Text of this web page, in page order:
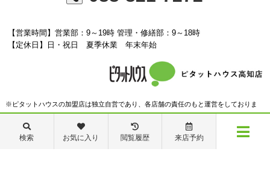
【営業時間】営業部：9～19時 管理・修繕部：9～18時
【定休日】日・祝日 夏季休業 年末年始
※ピタットハウスの加盟店は独立自営であり、各店舗の責任のもと運営をしておりま
す。尚、建築・リフォーム等の請負業につきましては、有限会社秦ホームの責任のもと
検索 お気に入り 閲覧履歴 来店予約